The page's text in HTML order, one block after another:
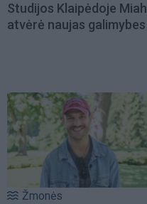
Studijos Klaipėdoje Miah
atvėrė naujas galimybes
Žmonės